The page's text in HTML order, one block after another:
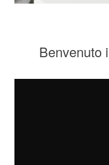
Benvenuto